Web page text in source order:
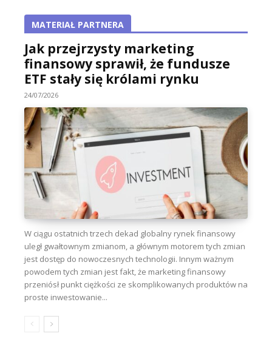
MATERIAŁ PARTNERA
Jak przejrzysty marketing
finansowy sprawił, że fundusze
ETF stały się królami rynku
24/07/2026
W ciągu ostatnich trzech dekad globalny rynek finansowy
uległ gwałtownym zmianom, a głównym motorem tych zmian
jest dostęp do nowoczesnych technologii. Innym ważnym
powodem tych zmian jest fakt, że marketing finansowy
przeniósł punkt ciężkości ze skomplikowanych produktów na
proste inwestowanie...